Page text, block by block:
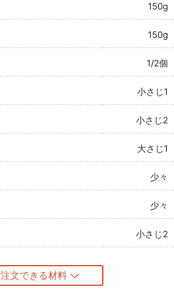
150g
150g
1/2個
小さじ1
小さじ2
大さじ1
少々
少々
小さじ2
注文できる材料